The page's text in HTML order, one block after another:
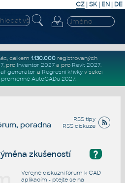
CZ | SK| EN | DE
celkem 1.130.000registrovaných
, pro Inventor 2027a pro Revit 2027.
generátor a Regresní křivkyv sekci
proměnné AutoCADu 2027.
RSS tipy
RSS diskuze
poradna
?
zkušeností
Veřejné diskuzní fórum k CAD
aplikacím - ptejte se na